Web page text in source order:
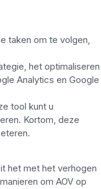
taken om te volgen,
het optimaliseren
Analytics en Google
tool kunt u
Kortom, deze
het met het verhogen
om AOV op